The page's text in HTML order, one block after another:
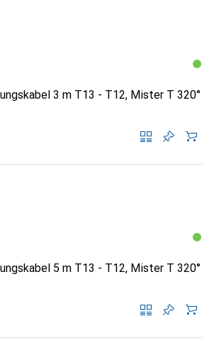
3 m T13 - T12, Mister T 320°
5 m T13 - T12, Mister T 320°